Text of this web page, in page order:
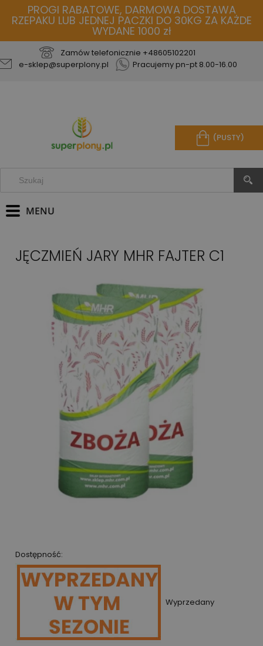
PROGI RABATOWE, DARMOWA DOSTAWA
RZEPAKU LUB JEDNEJ PACZKI DO 30KG ZA KAŻDE
WYDANE 1000 zł
Zamów telefonicznie +48605102201
e-sklep@superplony.pl
Pracujemy pn-pt 8.00-16.00
(PUSTY)
JĘCZMIEŃ JARY MHR FAJTER C1
Dostępność:
Wyprzedany